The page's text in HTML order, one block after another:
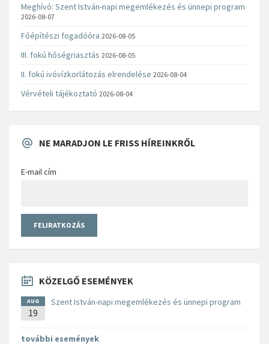
Meghívó: Szent István-napi megemlékezés és ünnepi program
2026-08-07
Főépítészi fogadóóra 2026-08-05
III. fokú hőségriasztás 2026-08-05
II. fokú ivóvízkorlátozás elrendelése 2026-08-04
Vérvételi tájékoztató 2026-08-04
NE MARADJON LE FRISS HÍREINKRŐL
E-mail cím
KÖZELGŐ ESEMÉNYEK
AUG
19
Szent István-napi megemlékezés és ünnepi program
további események